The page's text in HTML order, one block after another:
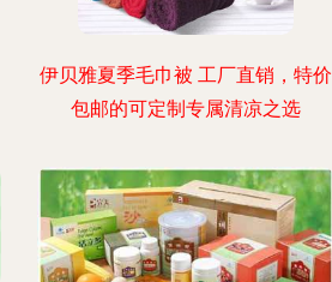
伊贝雅夏季毛巾被 工厂直销，特价
包邮的可定制专属清凉之选